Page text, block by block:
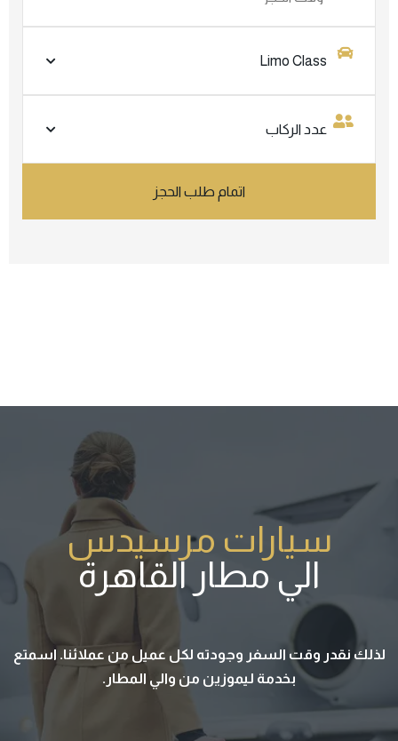
سيارات مرسيدس
الي مطار القاهرة
لذلك نقدر وقت السفر وجودته لكل عميل من عملائنا. اسمتع
بخدمة ليموزين من والي المطار.